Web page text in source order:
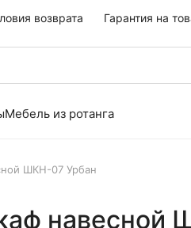
возврата Гарантия на
Мебель из ротанга
ШКН-07 Урбан
навесной